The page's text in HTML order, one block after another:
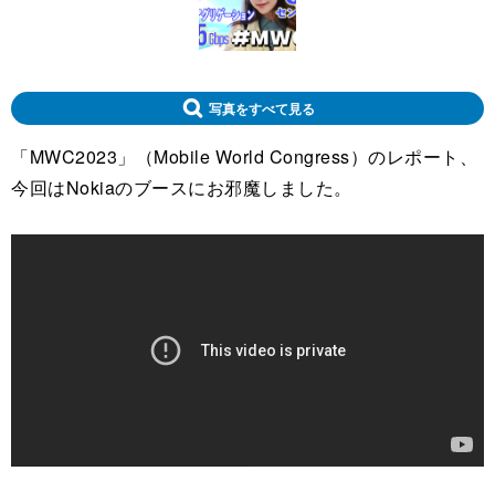
写真をすべて見る
「MWC2023」（Mobile World Congress）のレポート、
今回はNokiaのブースにお邪魔しました。